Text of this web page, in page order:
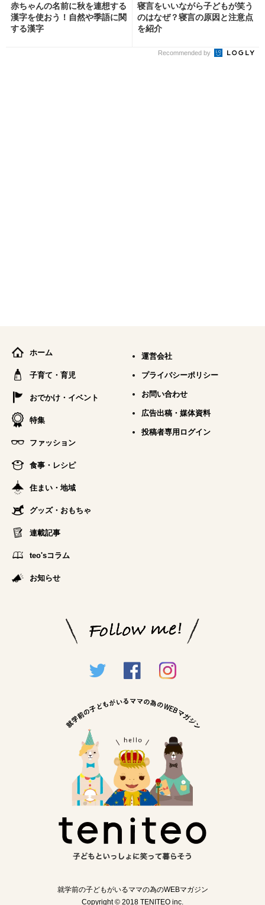
赤ちゃんの名前に秋を連想する
漢字を使おう！自然や季語に関
する漢字
寝言をいいながら子どもが笑う
のはなぜ？寝言の原因と注意点
を紹介
Recommended by
ホーム
子育て・育児
おでかけ・イベント
特集
ファッション
食事・レシピ
住まい・地域
グッズ・おもちゃ
連載記事
teo'sコラム
お知らせ
運営会社
プライバシーポリシー
お問い合わせ
広告出稿・媒体資料
投稿者専用ログイン
就学前の子どもがいるママの為のWEBマガジン
Copyright © 2018 TENITEO inc.